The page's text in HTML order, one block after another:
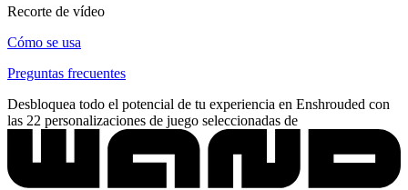
Recorte de vídeo
Cómo se usa
Preguntas frecuentes
Desbloquea todo el potencial de tu experiencia en Enshrouded con
las 22 personalizaciones de juego seleccionadas de